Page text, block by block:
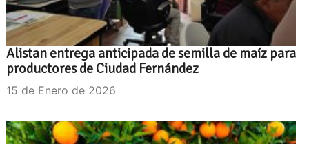
Alistan entrega anticipada de semilla de maíz para
productores de Ciudad Fernández
15 de Enero de 2026